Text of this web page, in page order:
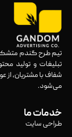
تیم طرح گندم
تبلیغات و تولید
شفاف با مشتریان،
می‌شود.
خدمات ما
طراحی سایت